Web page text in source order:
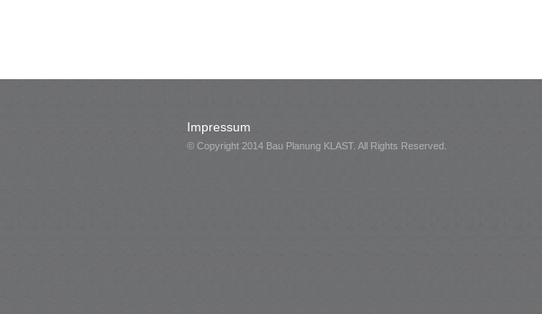
Impressum
© Copyright 2014 Bau Planung KLAST. All Rights Reserved.